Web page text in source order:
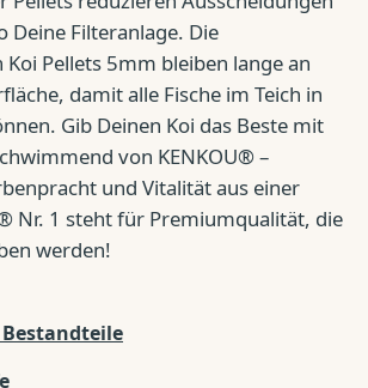
Deine Filteranlage. Die
Pellets 5mm bleiben lange an
damit alle Fische im Teich in
Gib Deinen Koi das Beste mit
von KENKOU® –
und Vitalität aus einer
Nr. 1 steht für Premiumqualität, die
werden!